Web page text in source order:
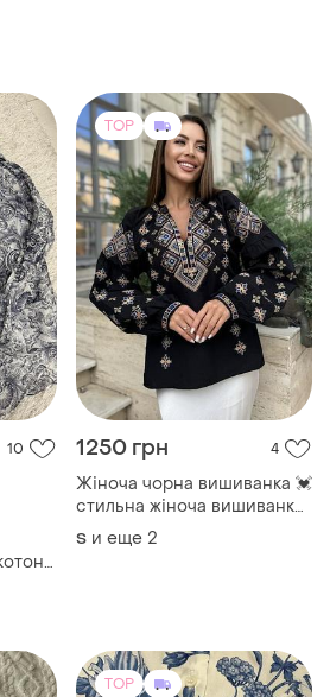
10
TOP
1250 грн 4
Жіноча чорна вишиванка 💓
стильна жіноча вишиванка
💓 вишита блуза 💓
S и еще 2
TOP